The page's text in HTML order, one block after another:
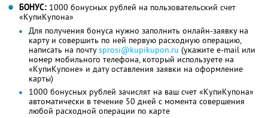
БОНУС: 1000 бонусных рублей на пользовательский счет
«КупиКупона»
Для получения бонуса нужно заполнить онлайн-заявку на
карту и совершить по ней первую расходную операцию,
написать на почтуsprosi@kupikupon.ru (укажите e-mail или
номер мобильного телефона, который используете на
«КупиКупоне» и дату оставления заявки на оформление
карты)
1000 бонусных рублей зачислят на ваш счет «КупиКупона»
автоматически в течение 50 дней с момента совершения
любой расходной операции по карте